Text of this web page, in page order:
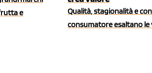
e
Qualità, stagionalità e
consumatore esaltano